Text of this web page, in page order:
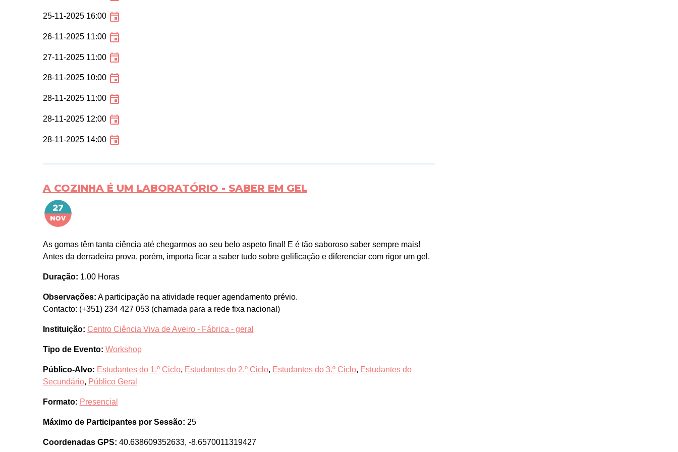
25-11-2025 16:00
26-11-2025 11:00
27-11-2025 11:00
28-11-2025 10:00
28-11-2025 11:00
28-11-2025 12:00
28-11-2025 14:00
A COZINHA É UM LABORATÓRIO - SABER EM GEL
As gomas têm tanta ciência até chegarmos ao seu belo aspeto final! E é tão saboroso saber sempre mais!
Antes da derradeira prova, porém, importa ficar a saber tudo sobre gelificação e diferenciar com rigor um gel.
Duração: 1.00 Horas
Observações: A participação na atividade requer agendamento prévio.
Contacto: (+351) 234 427 053 (chamada para a rede fixa nacional)
Instituição: Centro Ciência Viva de Aveiro - Fábrica - geral
Tipo de Evento: Workshop
Público-Alvo: Estudantes do 1.º Ciclo, Estudantes do 2.º Ciclo, Estudantes do 3.º Ciclo, Estudantes do
Secundário, Público Geral
Formato: Presencial
Máximo de Participantes por Sessão: 25
Coordenadas GPS: 40.638609352633, -8.6570011319427